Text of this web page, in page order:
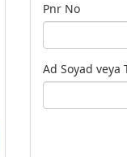
Pnr No
Ad Soyad veya